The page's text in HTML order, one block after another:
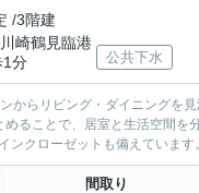
/3階建
崎鶴見臨港
1分
公共下水
らリビング・ダイニングを
ることで、居室と生活空間を
ウォークインクローゼットも備えていま
間取り